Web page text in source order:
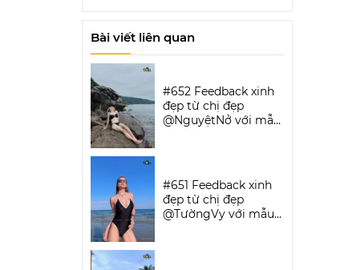
Bài viết liên quan
#652 Feedback xinh
đẹp từ chị đẹp
@NguyệtNở với mẫu
#651 Feedback xinh
đẹp từ chị đẹp
@TườngVy với mẫu